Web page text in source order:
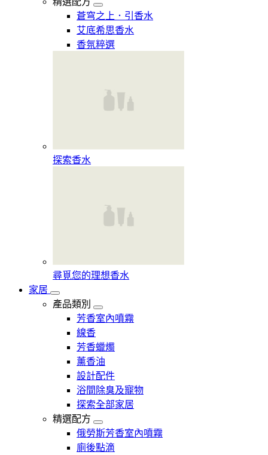
蒼穹之上．引香水
艾底希思香水
香氛粹選
探索香水​
尋覓您的理想香水​
家居
產品類別
芳香室內噴霧
線香
芳香蠟燭
薰香油
設計配件
浴間除臭及寵物
探索全部家居
精選配方
俄勞斯芳香室內噴霧
廁後點滴